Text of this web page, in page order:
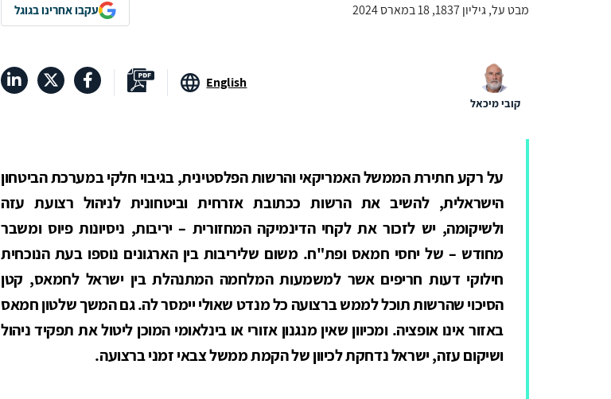
מבט על, גיליון 1837, 18 במארס 2024 עקבו אחרינו בגוגל
English
קובי מיכאל
על רקע חתירת הממשל האמריקאי והרשות הפלסטינית, בגיבוי חלקי במערכת הביטחון
הישראלית, להשיב את הרשות ככתובת אזרחית וביטחונית לניהול רצועת עזה
ולשיקומה, יש לזכור את לקחי הדינמיקה המחזורית – יריבות, ניסיונות פיוס ומשבר
מחודש – של יחסי חמאס ופת"ח. משום שליריבות בין הארגונים נוספו בעת הנוכחית
חילוקי דעות חריפים אשר למשמעות המלחמה המתנהלת בין ישראל לחמאס, קטן
הסיכוי שהרשות תוכל לממש ברצועה כל מנדט שאולי יימסר לה. גם המשך שלטון חמאס
באזור אינו אופציה. ומכיוון שאין מנגנון אזורי או בינלאומי המוכן ליטול את תפקיד ניהול
ושיקום עזה, ישראל נדחקת לכיוון של הקמת ממשל צבאי זמני ברצועה.